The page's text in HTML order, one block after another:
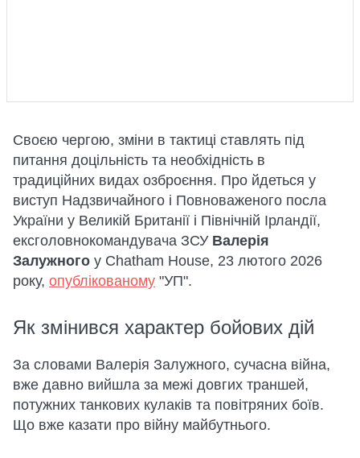
Своєю чергою, зміни в тактиці ставлять під
питання доцільність та необхідність в
традиційних видах озброєння. Про йдеться у
виступ Надзвичайного і Повноваженого посла
України у Великій Британії і Північній Ірландії,
ексголовнокомандувача ЗСУВалерія
Залужного у Chatham House, 23 лютого 2026
року, опублікованому "УП".
Як змінився характер бойових дій
За словами Валерія Залужного, сучасна війна,
вже давно вийшла за межі довгих траншей,
потужних танкових кулаків та повітряних боїв.
Що вже казати про війну майбутнього.